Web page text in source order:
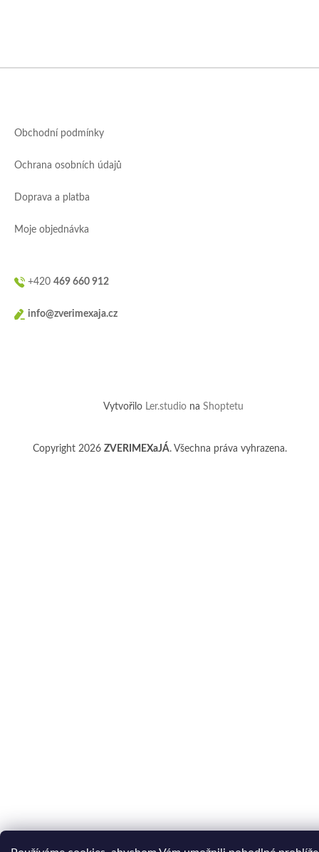
Obchodní podmínky
Ochrana osobních údajů
Doprava a platba
Moje objednávka
+420 469 660 912
info@zverimexaja.cz
Vytvořilo Ler.studiona Shoptetu
Copyright 2026 ZVERIMEXaJÁ. Všechna práva vyhrazena.